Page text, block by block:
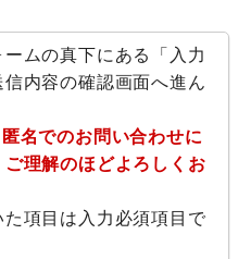
ムの真下にある「入力
内容の確認画面へ進ん
名でのお問い合わせに
理解のほどよろしくお
項目は入力必須項目で